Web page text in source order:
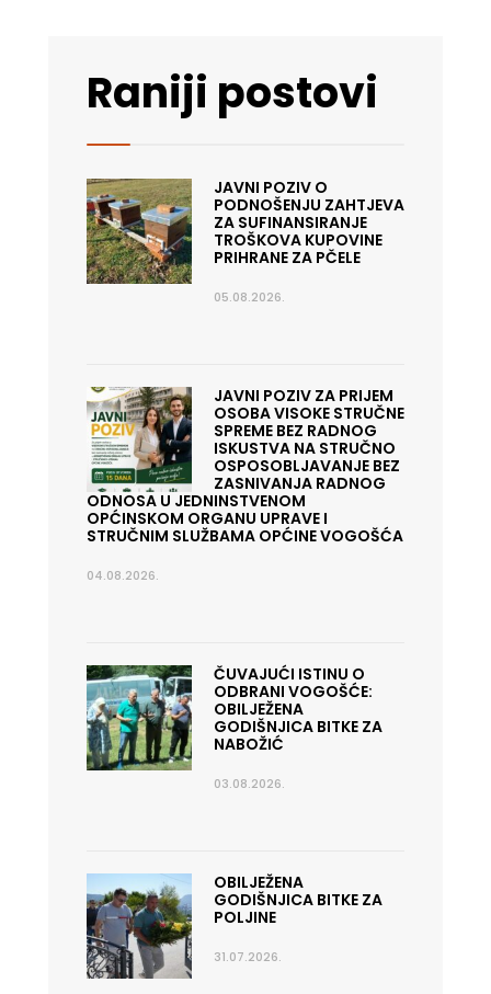
Raniji postovi
JAVNI POZIV O
PODNOŠENJU ZAHTJEVA
ZA SUFINANSIRANJE
TROŠKOVA KUPOVINE
PRIHRANE ZA PČELE
05.08.2026.
JAVNI POZIV ZA PRIJEM
OSOBA VISOKE STRUČNE
SPREME BEZ RADNOG
ISKUSTVA NA STRUČNO
OSPOSOBLJAVANJE BEZ
ZASNIVANJA RADNOG
ODNOSA U JEDNINSTVENOM
OPĆINSKOM ORGANU UPRAVE I
STRUČNIM SLUŽBAMA OPĆINE VOGOŠĆA
04.08.2026.
ČUVAJUĆI ISTINU O
ODBRANI VOGOŠĆE:
OBILJEŽENA
GODIŠNJICA BITKE ZA
NABOŽIĆ
03.08.2026.
OBILJEŽENA
GODIŠNJICA BITKE ZA
POLJINE
31.07.2026.